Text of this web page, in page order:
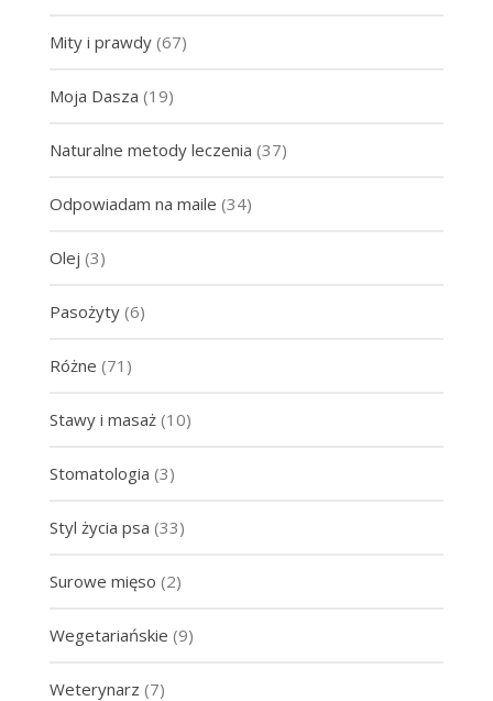
Mity i prawdy(67)
Moja Dasza (19)
Naturalne metody leczenia (37)
Odpowiadam na maile (34)
Olej (3)
Pasożyty(6)
Różne (71)
Stawy i masaż(10)
Stomatologia (3)
Styl życia psa (33)
Surowe mięso (2)
Wegetariańskie (9)
Weterynarz (7)